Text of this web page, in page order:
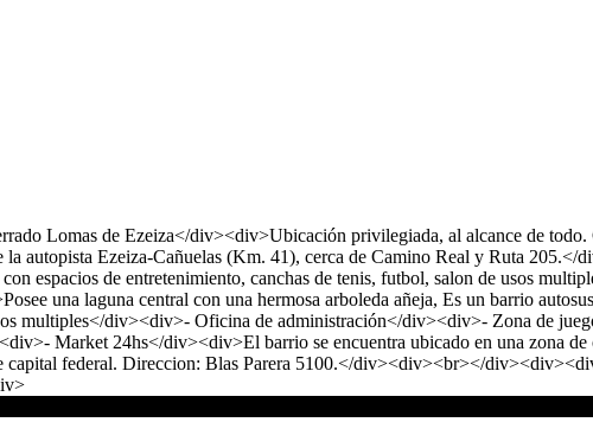
Lomas de Ezeiza</div><div>Ubicación privilegiada, al alcance de
autopista Ezeiza-Cañuelas (Km. 41), cerca de Camino Real y Ruta
espacios de entretenimiento, canchas de tenis, futbol, salon de usos
una laguna central con una hermosa arboleda añeja, Es un barrio
multiples</div><div>- Oficina de administración</div><div>- Zona de
Market 24hs</div><div>El barrio se encuentra ubicado en una zona
capital federal. Direccion: Blas Parera 5100.</div><div><br></